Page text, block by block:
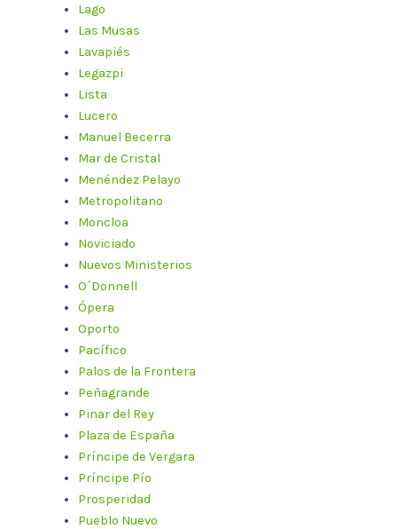
Lago
Las Musas
Lavapiés
Legazpi
Lista
Lucero
Manuel Becerra
Mar de Cristal
Menéndez Pelayo
Metropolitano
Moncloa
Noviciado
Nuevos Ministerios
O´Donnell
Ópera
Oporto
Pacífico
Palos de la Frontera
Peñagrande
Pinar del Rey
Plaza de España
Príncipe de Vergara
Príncipe Pío
Prosperidad
Pueblo Nuevo